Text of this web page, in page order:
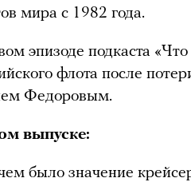
мира с 1982 года.
эпизоде подкаста
флота после
Федоровым.
выпуске:
было значение